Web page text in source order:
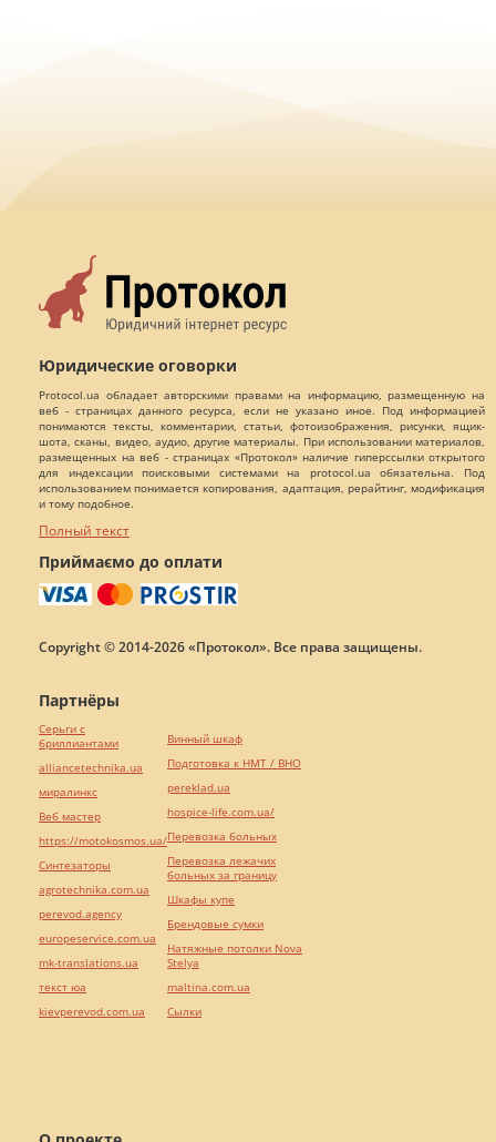
Юридические оговорки
Protocol.ua обладает авторскими правами на информацию, размещенную на
веб - страницах данного ресурса, если не указано иное. Под информацией
понимаются тексты, комментарии, статьи, фотоизображения, рисунки, ящик-
шота, сканы, видео, аудио, другие материалы. При использовании материалов,
размещенных на веб - страницах «Протокол» наличие гиперссылки открытого
для индексации поисковыми системами на protocol.ua обязательна. Под
использованием понимается копирования, адаптация, рерайтинг, модификация
и тому подобное.
Полный текст
Приймаємо до оплати
Copyright © 2014-2026 «Протокол». Все права защищены.
Партнёры
Серьги с
бриллиантами
alliancetechnika.ua
миралинкс
Веб мастер
https://motokosmos.ua/
Синтезаторы
agrotechnika.com.ua
perevod.agency
europeservice.com.ua
mk-translations.ua
текст юа
kievperevod.com.ua
Винный шкаф
Подготовка к НМТ / ВНО
pereklad.ua
hospice-life.com.ua/
Перевозка больных
Перевозка лежачих
больных за границу
Шкафы купе
Брендовые сумки
Натяжные потолки Nova
Stelya
maltina.com.ua
Cылки